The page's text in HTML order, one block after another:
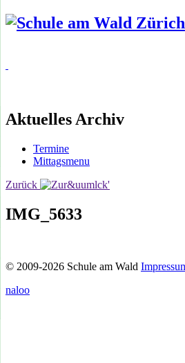
Aktuelles Archiv
Termine
Mittagsmenu
Zurück
IMG_5633
© 2009-2026 Schule am Wald
naloo